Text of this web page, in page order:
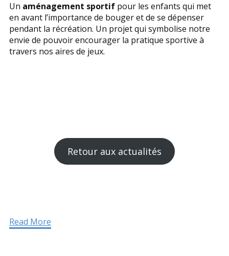
Un aménagement sportif pour les enfants qui met
en avant l’importance de bouger et de se dépenser
pendant la récréation. Un projet qui symbolise notre
envie de pouvoir encourager la pratique sportive à
travers nos aires de jeux.
Retour aux actualités
Read More